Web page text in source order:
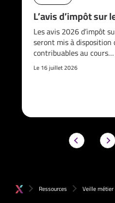
L’avis d’impôt sur
Les avis 2026 d’impôt
seront mis à disposition
contribuables au cours…
Le 16 juillet 2026
Ressources Veille métier